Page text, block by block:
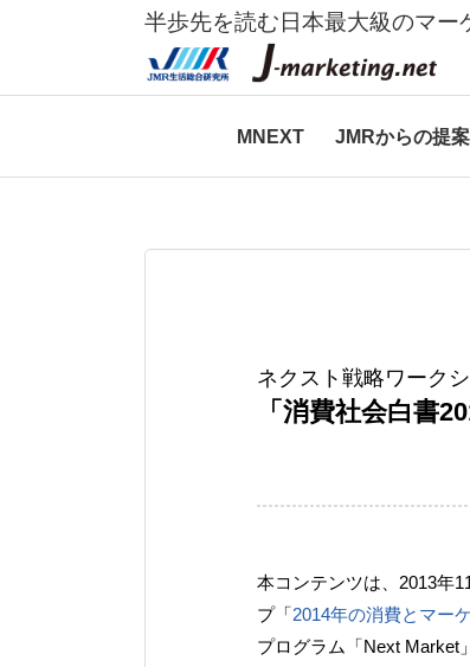
半歩先を読む日本最大級のマー
MNEXT JMRからの提案
ネクスト戦略ワーク
「消費社会白書
本コンテンツは、2013年
プ「2014年の消費とマー
プログラム「Next Market